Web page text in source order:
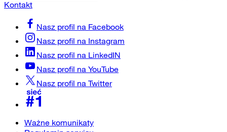
Kontakt
Nasz profil na Facebook
Nasz profil na Instagram
Nasz profil na LinkedIN
Nasz profil na YouTube
Nasz profil na Twitter
Ważne komunikaty